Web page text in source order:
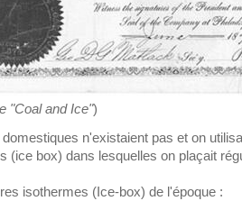
"Coal and Ice")
n'existaient pas et on
(ice box) dans lesquelles on plaçait
isothermes (Ice-box) de l'époque :